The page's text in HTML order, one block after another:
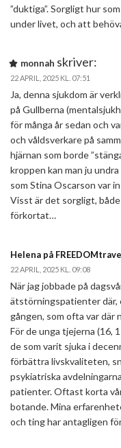
”duktiga”. Sorgligt hur
under livet, och att
monnah skriver:
22 APRIL, 2025 KL. 07:51
Ja, denna sjukdom är
på Gullberna
för många år sedan och
och våldsverkare på
hjärnan som borde
kroppen kan man ju
som Stina Oscarson var
Visst är det sorgligt,
förkortat…
Helena på
22 APRIL, 2025 KL. 09:08
När jag jobbade på
ätstörningspatienter där,
gången, som ofta var där
För de unga tjejerna (16,
de som varit sjuka i
förbättra livskvaliteten,
psykiatriska
patienter. Oftast korta
botande. Mina
och ting har antagligen